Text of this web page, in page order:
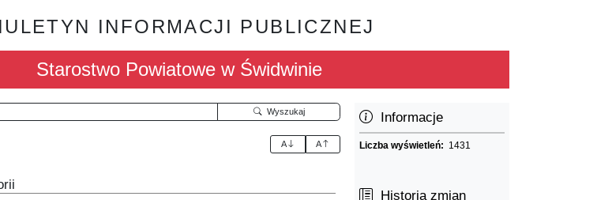
INFORMACJI PUBLICZNEJ
Starostwo Powiatowe w Świdwinie
Wyszukaj
A A
Informacje
Liczba wyświetleń: 1431
Historia zmian